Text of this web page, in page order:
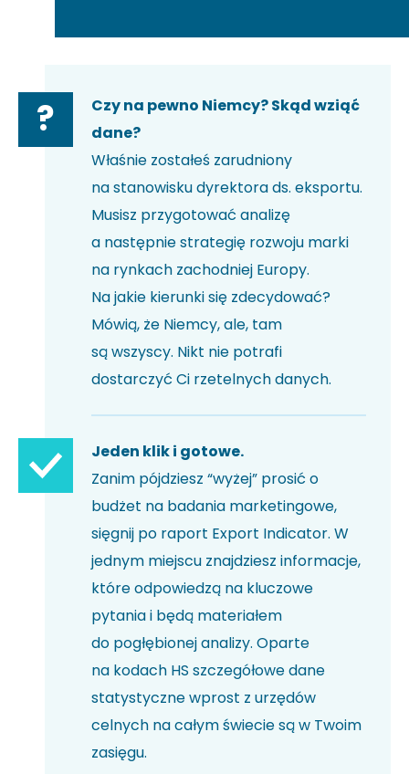
?
Czy na pewno Niemcy? Skąd wziąć
dane?
Właśnie zostałeś zarudniony
na stanowisku dyrektora ds. eksportu.
Musisz przygotować analizę
a następnie strategię rozwoju marki
na rynkach zachodniej Europy.
Na jakie kierunki się zdecydować?
Mówią, że Niemcy, ale, tam
są wszyscy. Nikt nie potrafi
dostarczyć Ci rzetelnych danych.
Jeden klik i gotowe.
Zanim pójdziesz “wyżej” prosić o
budżet na badania marketingowe,
sięgnij po raport Export Indicator. W
jednym miejscu znajdziesz informacje,
które odpowiedzą na kluczowe
pytania i będą materiałem
do pogłębionej analizy. Oparte
na kodach HS szczegółowe dane
statystyczne wprost z urzędów
celnych na całym świecie są w Twoim
zasięgu.